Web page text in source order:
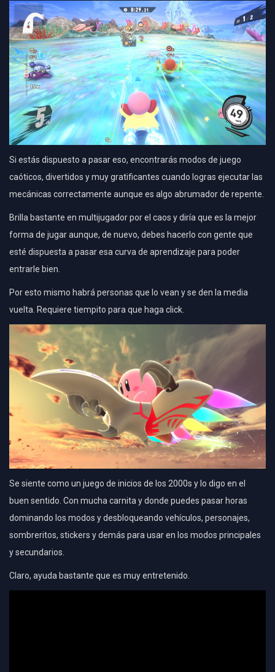
Si estás dispuesto a pasar eso, encontrarás modos de juego
caóticos, divertidos y muy gratificantes cuando logras ejecutar las
mecánicas correctamente aunque es algo abrumador de repente.
Brilla bastante en multijugador por el caos y diría que es la mejor
forma de jugar aunque, de nuevo, debes hacerlo con gente que
esté dispuesta a pasar esa curva de aprendizaje para poder
entrarle bien.
Por esto mismo habrá personas que lo vean y se den la media
vuelta. Requiere tiempito para que haga click.
Se siente como un juego de inicios de los 2000s y lo digo en el
buen sentido. Con mucha carnita y donde puedes pasar horas
dominando los modos y desbloqueando vehículos, personajes,
sombreritos, stickers y demás para usar en los modos principales
y secundarios.
Claro, ayuda bastante que es muy entretenido.